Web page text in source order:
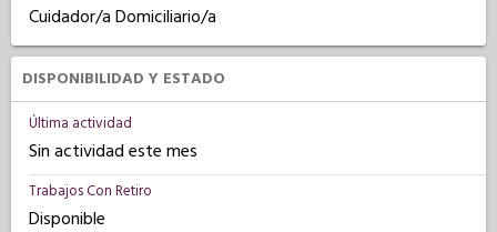
Cuidador/a Domiciliario/a
DISPONIBILIDAD Y ESTADO
Última actividad
Sin actividad este mes
Trabajos Con Retiro
Disponible